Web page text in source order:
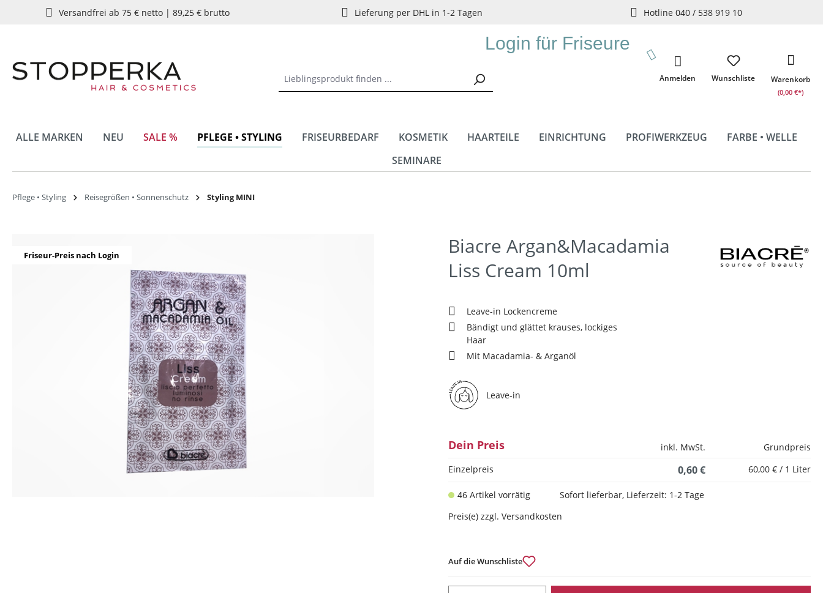
Zur Hauptnavigation springen
Versandfrei ab 75 € netto | 89,25 € brutto Lieferung per DHL in 1-2 Tagen Hotline 040 / 538 919 10
Login für Friseure
Wunschliste
Anmelden Warenkorb
(0,00 €*)
ALLE MARKEN NEU SALE % PFLEGE • STYLING FRISEURBEDARF KOSMETIK HAARTEILE EINRICHTUNG PROFIWERKZEUG
FARBE • WELLE
SEMINARE
Pflege • Styling Reisegrößen • Sonnenschutz Styling MINI
Friseur-Preis nach Login
Biacre Argan&Macadamia
Liss Cream 10ml
Leave-in Lockencreme
Bändigt und glättet krauses, lockiges
Haar
Mit Macadamia- & Arganöl
Leave-in
Dein Preis inkl. MwSt.
Grundpreis
Einzelpreis
0,60 € 60,00 € / 1 Liter
46 Artikel vorrätig
Sofort lieferbar, Lieferzeit: 1-2 Tage
Preis(e) zzgl. Versandkosten
Auf die Wunschliste